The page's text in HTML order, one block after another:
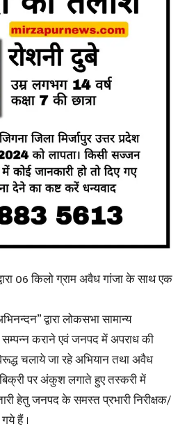
06 किलो ग्राम अवैध गांजा के साथ एक
द्वारा लोकसभा सामान्य
कराने एवं जनपद में अपराध की
चलाये जा रहे अभियान तथा अवैध
पर अंकुश लगाते हुए तस्करी में
हेतु जनपद के समस्त प्रभारी निरीक्षक/
हैं ।